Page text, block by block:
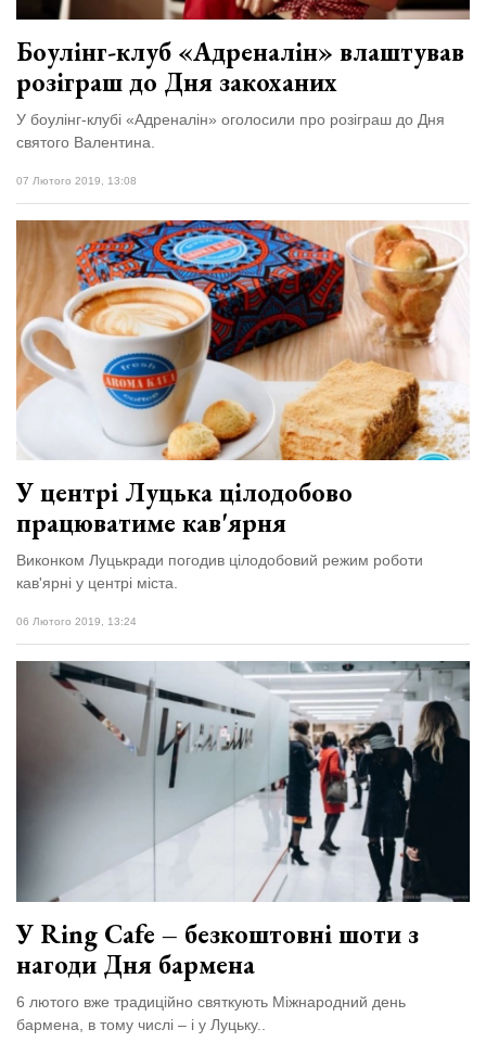
Боулінг-клуб «Адреналін» влаштував
розіграш до Дня закоханих
У боулінг-клубі «Адреналін» оголосили про розіграш до Дня
святого Валентина.
07 Лютого 2019, 13:08
У центрі Луцька цілодобово
працюватиме кав'ярня
Виконком Луцькради погодив цілодобовий режим роботи
кав'ярні у центрі міста.
06 Лютого 2019, 13:24
У Ring Cafe – безкоштовні шоти з
нагоди Дня бармена
6 лютого вже традиційно святкують Міжнародний день
бармена, в тому числі – і у Луцьку..